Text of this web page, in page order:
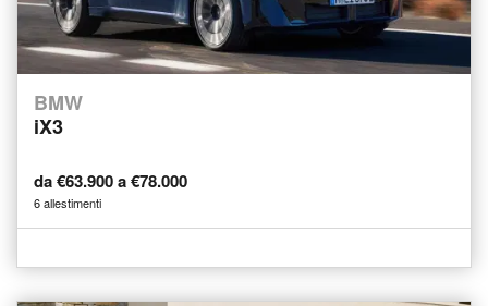
BMW
iX3
da €63.900 a €78.000
6 allestimenti